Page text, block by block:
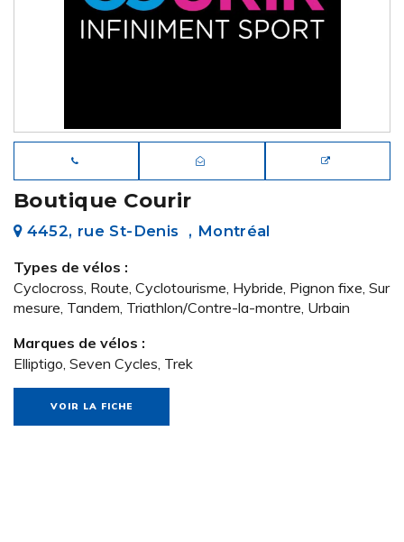
Boutique Courir
4452, rue St-Denis , Montréal
Types de vélos :
Cyclocross, Route, Cyclotourisme, Hybride, Pignon fixe, Sur
mesure, Tandem, Triathlon/Contre-la-montre, Urbain
Marques de vélos :
Elliptigo, Seven Cycles, Trek
VOIR LA FICHE